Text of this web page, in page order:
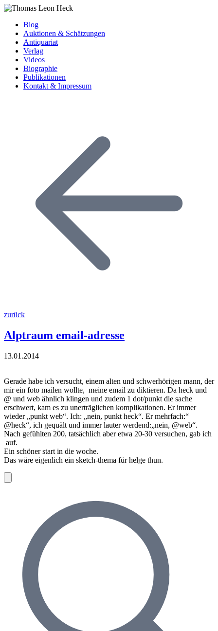
Blog
Auktionen & Schätzungen
Antiquariat
Verlag
Videos
Biographie
Publikationen
Kontakt & Impressum
zurück
Alptraum email-adresse
13.01.2014
Gerade habe ich versucht, einem alten und schwerhörigen mann, der
mir ein foto mailen wollte, meine email zu diktieren. Da heck und
@ und web ähnlich klingen und zudem 1 dot/punkt die sache
erschwert, kam es zu unerträglichen komplikationen. Er immer
wieder „punkt web“. Ich: „nein, punkt heck“. Er mehrfach:“
@heck“, ich gequält und immer lauter werdend:„nein, @web“.
Nach gefühlten 200, tatsächlich aber etwa 20-30 versuchen, gab ich
auf.
Ein schöner start in die woche.
Das wäre eigenlich ein sketch-thema für helge thun.